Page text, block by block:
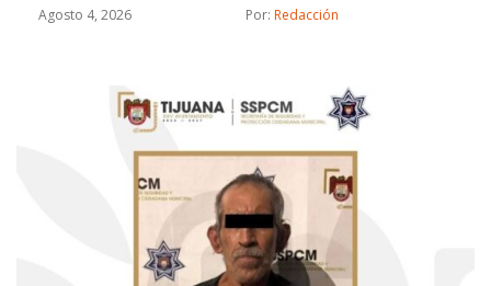
Agosto 4, 2026 Por: Redacción